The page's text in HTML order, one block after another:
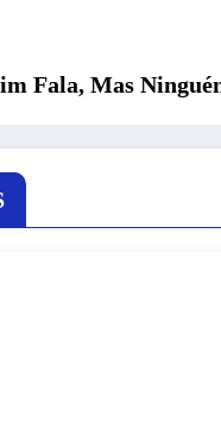
Fala, Mas